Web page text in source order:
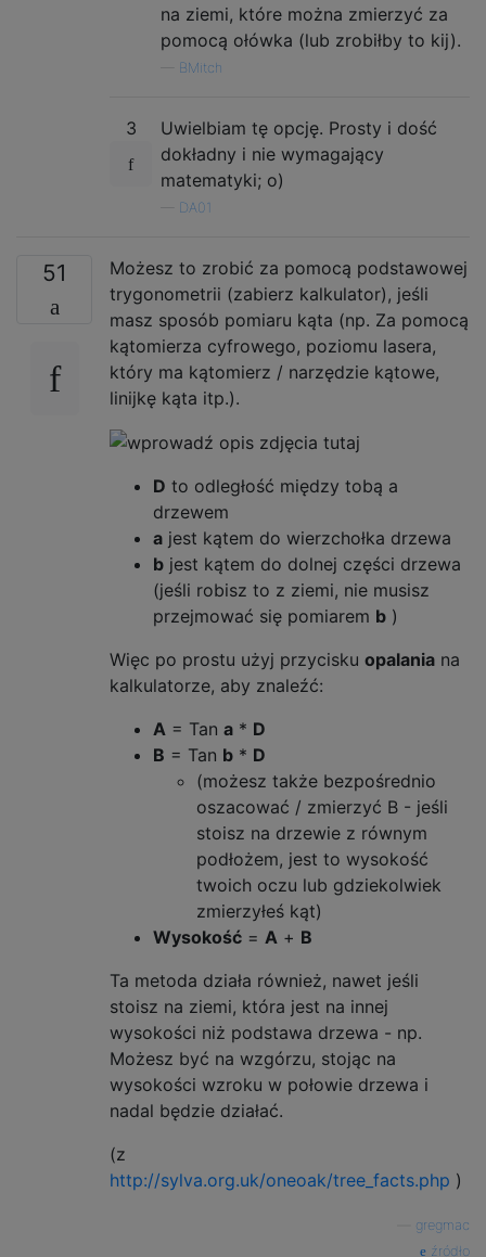
na ziemi, które można zmierzyć za
pomocą ołówka (lub zrobiłby to kij).
BMitch
3
Uwielbiam tę opcję. Prosty i dość
dokładny i nie wymagający
matematyki; o)
DA01
51
Możesz to zrobić za pomocą podstawowej
trygonometrii (zabierz kalkulator), jeśli
masz sposób pomiaru kąta (np. Za pomocą
kątomierza cyfrowego, poziomu lasera,
który ma kątomierz / narzędzie kątowe,
linijkę kąta itp.).
D to odległość między tobą a
drzewem
a jest kątem do wierzchołka drzewa
b jest kątem do dolnej części drzewa
(jeśli robisz to z ziemi, nie musisz
przejmować się pomiarem b )
Więc po prostu użyj przycisku opalania na
kalkulatorze, aby znaleźć:
A = Tan a * D
B = Tan b * D
(możesz także bezpośrednio
oszacować / zmierzyć B - jeśli
stoisz na drzewie z równym
podłożem, jest to wysokość
twoich oczu lub gdziekolwiek
zmierzyłeś kąt)
Wysokość = A + B
Ta metoda działa również, nawet jeśli
stoisz na ziemi, która jest na innej
wysokości niż podstawa drzewa - np.
Możesz być na wzgórzu, stojąc na
wysokości wzroku w połowie drzewa i
nadal będzie działać.
(z
http://sylva.org.uk/oneoak/tree_facts.php )
gregmac
źródło